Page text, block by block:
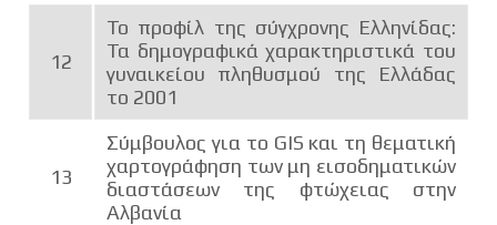
12
Το προφίλ της σύγχρονης Ελληνίδας:
Τα δημογραφικά χαρακτηριστικά του
γυναικείου πληθυσμού της Ελλάδας
το 2001
13
Σύμβουλος για το GIS και τη θεματική
χαρτογράφηση των μη εισοδηματικών
διαστάσεων της φτώχειας στην
Αλβανία